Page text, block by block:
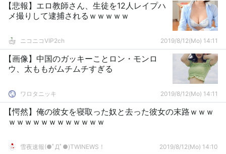
【悲報】エロ教師さん、生徒を12人レイプハ
メ撮りして逮捕されるｗｗｗｗｗ
ニコニコVIP2ch 2019/8/12(Mo) 14:11
【画像】中国のガッキーことロン・モンロ
ウ、太ももがムチムチすぎる
ワロタニッキ 2019/8/12(Mo) 14:11
【愕然】俺の彼女を寝取った奴と去った彼女の末路ｗｗｗ
ｗｗｗｗｗｗｗｗｗｗｗｗ
雪夜速報(●ﾟДﾟ●)TWINEWS！ 2019/8/12(Mo) 14:10